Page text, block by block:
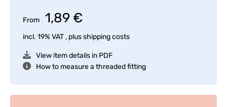
From 1,89 €
incl. 19% VAT , plusshipping costs
View item details in PDF
How to measure a threaded fitting